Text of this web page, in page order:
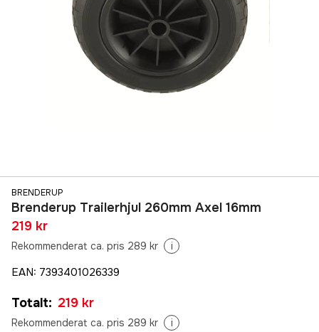
BRENDERUP
Brenderup Trailerhjul 260mm Axel 16mm
219 kr
Rekommenderat ca. pris 289 kr i
EAN: 7393401026339
Totalt: 219 kr
Rekommenderat ca. pris 289 kr i